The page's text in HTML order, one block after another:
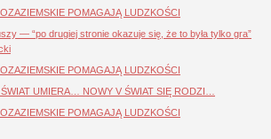
POMAGAJĄ LUDZKOŚCI
— “po drugiej stronie okazuje się, że to była tylko gra”
POMAGAJĄ LUDZKOŚCI
UMIERA… NOWY V ŚWIAT SIĘ RODZI…
POMAGAJĄ LUDZKOŚCI